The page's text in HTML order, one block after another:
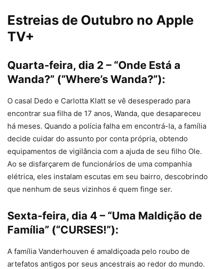
Estreias de Outubro no Apple
TV+
Quarta-feira, dia 2 – “Onde Está a
Wanda?” (“Where’s Wanda?”):
O casal Dedo e Carlotta Klatt se vê desesperado para
encontrar sua filha de 17 anos, Wanda, que desapareceu
há meses. Quando a polícia falha em encontrá-la, a família
decide cuidar do assunto por conta própria, obtendo
equipamentos de vigilância com a ajuda de seu filho Ole.
Ao se disfarçarem de funcionários de uma companhia
elétrica, eles instalam escutas em seu bairro, descobrindo
que nenhum de seus vizinhos é quem finge ser.
Sexta-feira, dia 4 – “Uma Maldição de
Família” (“CURSES!”):
A família Vanderhouven é amaldiçoada pelo roubo de
artefatos antigos por seus ancestrais ao redor do mundo.